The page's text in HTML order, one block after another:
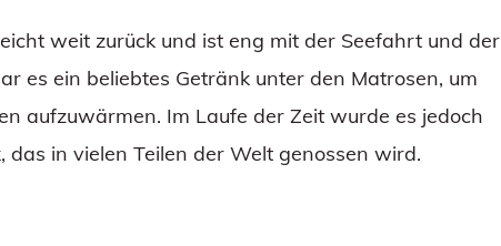
weit zurück und ist eng mit der Seefahrt und der
es ein beliebtes Getränk unter den Matrosen, um
aufzuwärmen. Im Laufe der Zeit wurde es jedoch
in vielen Teilen der Welt genossen wird.